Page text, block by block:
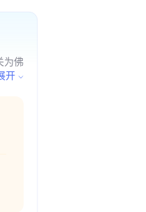
为佛
饲
一
学
开